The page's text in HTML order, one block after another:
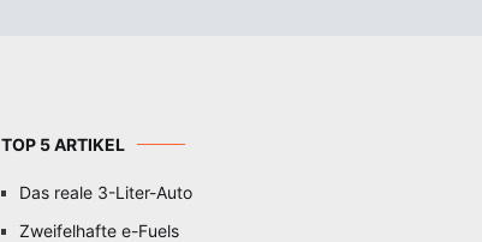
TOP 5 ARTIKEL
Das reale 3-Liter-Auto
Zweifelhafte e-Fuels